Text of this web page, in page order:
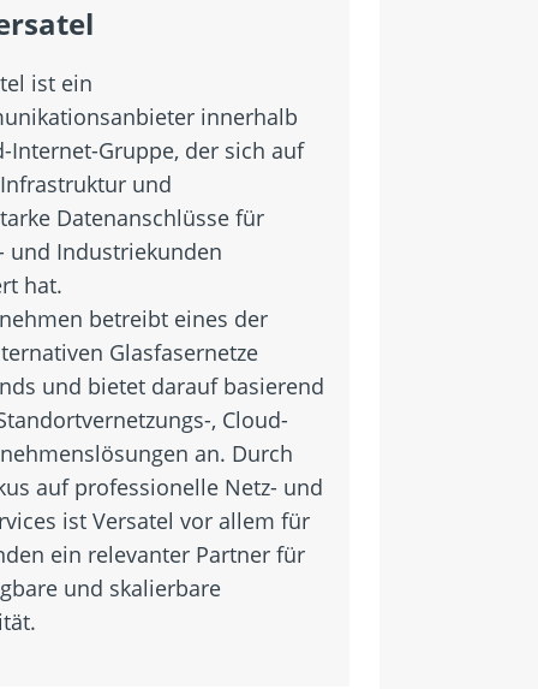
ist ein
innerhalb
Internet-Gruppe, der sich auf
und
Datenanschlüsse für
und Industriekunden
hat.
betreibt eines der
Glasfasernetze
und bietet darauf basierend
, Cloud-
an. Durch
auf professionelle Netz- und
ist Versatel vor allem für
ein relevanter Partner für
und skalierbare